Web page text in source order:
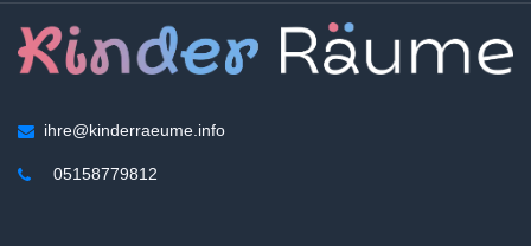
ihre@kinderraeume.info
05158779812